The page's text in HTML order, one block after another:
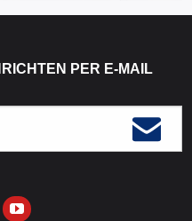
PER E-MAIL